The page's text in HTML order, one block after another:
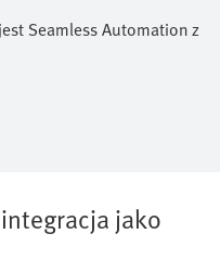
Seamless Automation z
jako